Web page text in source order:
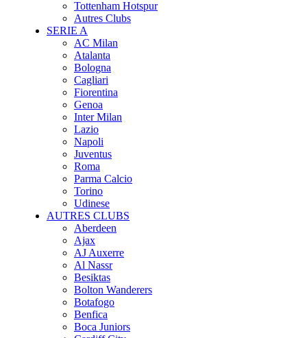
Tottenham Hotspur
Autres Clubs
SERIE A
AC Milan
Atalanta
Bologna
Cagliari
Fiorentina
Genoa
Inter Milan
Lazio
Napoli
Juventus
Roma
Parma Calcio
Torino
Udinese
AUTRES CLUBS
Aberdeen
Ajax
AJ Auxerre
Al Nassr
Besiktas
Bolton Wanderers
Botafogo
Benfica
Boca Juniors